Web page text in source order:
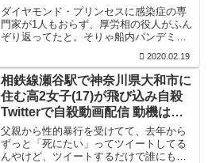
機」「アフリカより悪い」
ダイヤモンド・プリンセスに感染症の専
門家が1人もおらず、厚労相の役人がふん
ぞり返ってたと。そりゃ船内パンデミッ
タ収集場やのに何で感染症の専門家を追
い出すかね。ここでデータ収集しときゃ
国内での感染拡大を抑え...
2020.02.19
相鉄線瀬谷駅で神奈川県大和市に
住む高2女子(17)が飛び込み自殺
Twitterで自殺動画配信 動機は父
親からの性的暴行
父親から性的暴行を受けてて、去年から
ずっと「死にたい」ってツイートしてる
んやけど、ツイートするだけで誰にも相